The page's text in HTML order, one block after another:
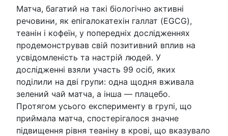
Матча, багатий на такі біологічно активні
речовини, як епігалокатехін галлат (EGCG),
теанін і кофеїн, у попередніх дослідженнях
продемонстрував свій позитивний вплив на
усвідомленість та настрій людей. У
дослідженні взяли участь 99 осіб, яких
поділили на дві групи: одна щодня вживала
зелений чай матча, а інша — плацебо.
Протягом усього експерименту в групі, що
приймала матча, спостерігалося значне
підвищення рівня теаніну в крові, що вказувало